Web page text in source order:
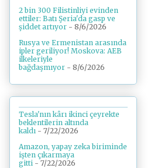
2 bin 300 Filistinliyi evinden
ettiler: Batı Şeria'da gasp ve
şiddet artıyor - 8/6/2026
Rusya ve Ermenistan arasında
ipler geriliyor! Moskova: AEB
ilkeleriyle
bağdaşmıyor - 8/6/2026
Tesla'nın kârı ikinci çeyrekte
beklentilerin altında
kaldı - 7/22/2026
Amazon, yapay zeka biriminde
işten çıkarmaya
gitti - 7/22/2026